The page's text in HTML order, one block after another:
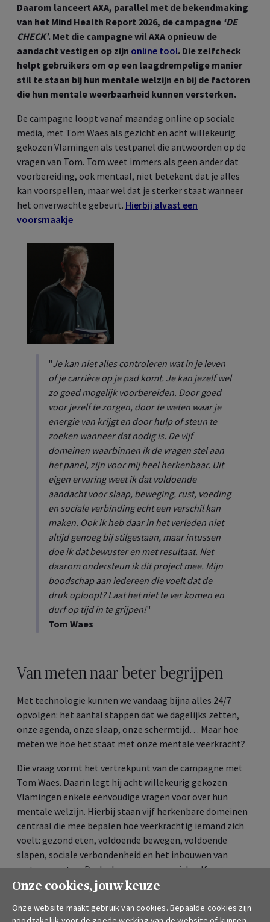
Daarom lanceert AXA, parallel met de bekendmaking
van het Mind Health Report 2026, de campagne ‘DE
CHECK’. Met die campagne wil AXA opnieuw de
aandacht vestigen op zijn online tool. Die zelfcheck
helpt gebruikers om op een laagdrempelige manier
stil te staan bij hun mentale welzijn en bij de factoren
die hun mentale weerbaarheid kunnen versterken.
De campagne loopt vanaf maandag online op sociale
media, met Tom Waes als gezicht en acht willekeurig
gekozen Vlamingen als testpanel die antwoorden op de
vragen van Tom. Tom weet immers als geen ander dat
voorbereiding, ook mentaal, niet betekent dat je alles
kan voorspellen, maar wel dat je sterker staat wanneer
het onverwachte gebeurt. Hierbij alvast een
voorsmaakje
"Je kan niet alles controleren wat in je leven
of je carrière op je pad komt. Je kan jezelf wel
zo goed mogelijk voorbereiden. Door goed
voor jezelf te zorgen, door te weten waar je
energie van krijgt en door hulp of steun te
zoeken wanneer dat nodig is. De vijf
domeinen waarbinnen ik de vragen stel aan
het panel, zijn voor mij heel herkenbaar. Uit
eigen ervaring weet ik dat voldoende
aandacht voor slaap, beweging, rust, voeding
en sociale verbinding echt een verschil kan
maken. Ook ik heb daar in het verleden niet
altijd genoeg bij stilgestaan, maar intussen
doe ik dat bewuster en met resultaat. Net
daarom ondersteun ik dit project mee. Mijn
boodschap aan iedereen die voelt dat de
druk oploopt? Laat het niet te ver komen en
durf op tijd in te grijpen!"
Tom Waes
Van meten naar beter begrijpen
Met technologie kunnen we vandaag bijna alles 24/7
opvolgen: het aantal stappen dat we dagelijks zetten,
onze agenda, onze slaap, onze schermtijd… Maar hoe
meten we hoe het staat met onze mentale veerkracht?
Die vraag vormt het vertrekpunt van de campagne met
Tom Waes. Daarin legt hij acht willekeurig gekozen
Vlamingen enkele eenvoudige vragen voor over hun
mentale welzijn. Hierbij staan vijf herkenbare domeinen
centraal die mee bepalen hoe veerkrachtig iemand zich
voelt: gezond eten, voldoende bewegen, voldoende
slapen, sociale verbondenheid en het inbouwen van
rustmomenten. De deelnemers geven zichzelf per
domein een score van 1 tot 10. De resultaten zullen voor
Onze cookies, jouw keuze
Onze website maakt gebruik van cookies. Bepaalde cookies zijn